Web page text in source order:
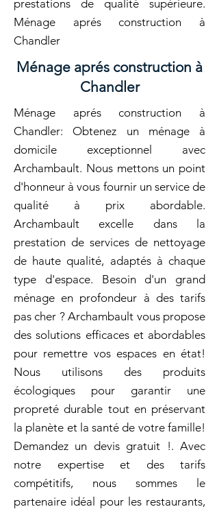
prestations de qualité supérieure.
Ménage aprés construction à
Chandler
Ménage aprés construction à
Chandler
Ménage aprés construction à
Chandler: Obtenez un ménage à
domicile exceptionnel avec
Archambault. Nous mettons un point
d'honneur à vous fournir un service de
qualité à prix abordable.
Archambault excelle dans la
prestation de services de nettoyage
de haute qualité, adaptés à chaque
type d'espace. Besoin d'un grand
ménage en profondeur à des tarifs
pas cher ? Archambault vous propose
des solutions efficaces et abordables
pour remettre vos espaces en état!
Nous utilisons des produits
écologiques pour garantir une
propreté durable tout en préservant
la planète et la santé de votre famille!
Demandez un devis gratuit !. Avec
notre expertise et des tarifs
compétitifs, nous sommes le
partenaire idéal pour les restaurants,